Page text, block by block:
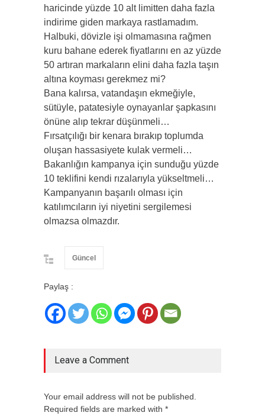
haricinde yüzde 10 alt limitten daha fazla
indirime giden markaya rastlamadım.
Halbuki, dövizle işi olmamasına rağmen
kuru bahane ederek fiyatlarını en az yüzde
50 artıran markaların elini daha fazla taşın
altına koyması gerekmez mi?
Bana kalırsa, vatandaşın ekmeğiyle,
sütüyle, patatesiyle oynayanlar şapkasını
önüne alıp tekrar düşünmeli…
Fırsatçılığı bir kenara bırakıp toplumda
oluşan hassasiyete kulak vermeli…
Bakanlığın kampanya için sunduğu yüzde
10 teklifini kendi rızalarıyla yükseltmeli…
Kampanyanın başarılı olması için
katılımcıların iyi niyetini sergilemesi
olmazsa olmazdır.
Güncel
Paylaş :
Leave a Comment
Your email address will not be published.
Required fields are marked with *